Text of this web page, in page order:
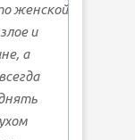
женской
и
а